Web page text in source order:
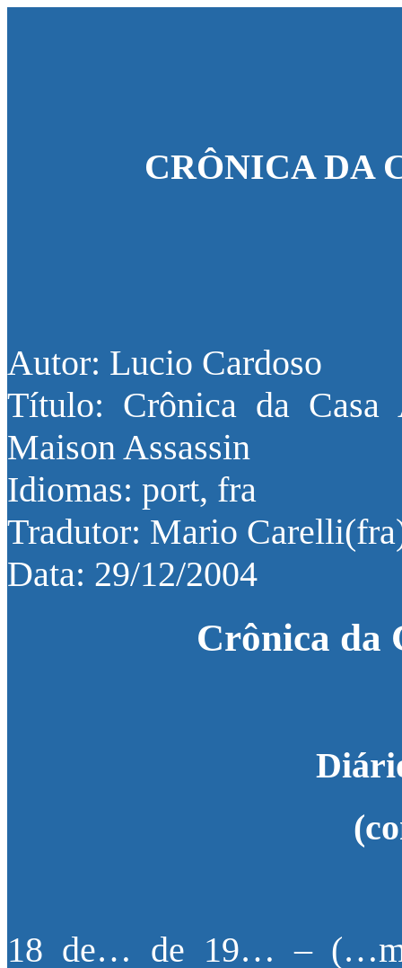
CRÔNICA DA
Autor: Lucio Cardoso
Título: Crônica da Casa
Maison Assassin
Idiomas: port, fra
Tradutor: Mario
Data: 29/12/2004
Crônica da
18 de… de 19… –